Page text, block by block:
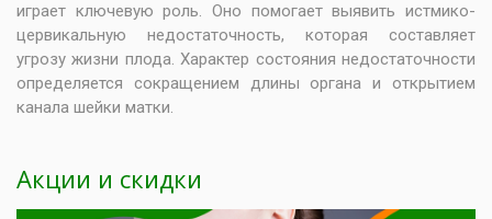
играет ключевую роль. Оно помогает выявить истмико-
цервикальную недостаточность, которая составляет
угрозу жизни плода. Характер состояния недостаточности
определяется сокращением длины органа и открытием
канала шейки матки.
Акции и скидки